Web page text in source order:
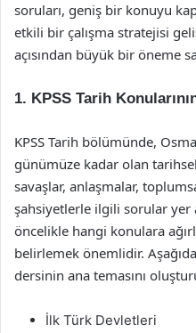
soruları, geniş bir konuyu
etkili bir çalışma stratejisi
açısından büyük bir öneme
1. KPSS Tarih
KPSS Tarih bölümünde,
günümüze kadar olan
savaşlar, anlaşmalar,
şahsiyetlerle ilgili sorular yer
öncelikle hangi konulara
belirlemek önemlidir.
dersinin ana temasını
İlk Türk Devletleri